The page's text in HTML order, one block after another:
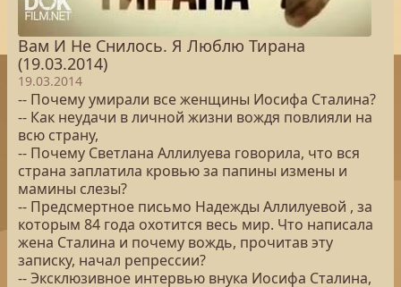
Вам И Не Снилось. Я Люблю Тирана
(19.03.2014)
19.03.2014
-- Почему умирали все женщины Иосифа Сталина?
-- Как неудачи в личной жизни вождя повлияли на
всю страну,
-- Почему Светлана Аллилуева говорила, что вся
страна заплатила кровью за папины измены и
мамины слезы?
-- Предсмертное письмо Надежды Аллилуевой , за
которым 84 года охотится весь мир. Что написала
жена Сталина и почему вождь, прочитав эту
записку, начал репрессии?
-- Эксклюзивное интервью внука Иосифа Сталина,